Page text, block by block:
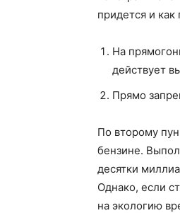
придется и
На
действует
Прямо
По второму
бензине.
десятки
Однако, если
на экологию